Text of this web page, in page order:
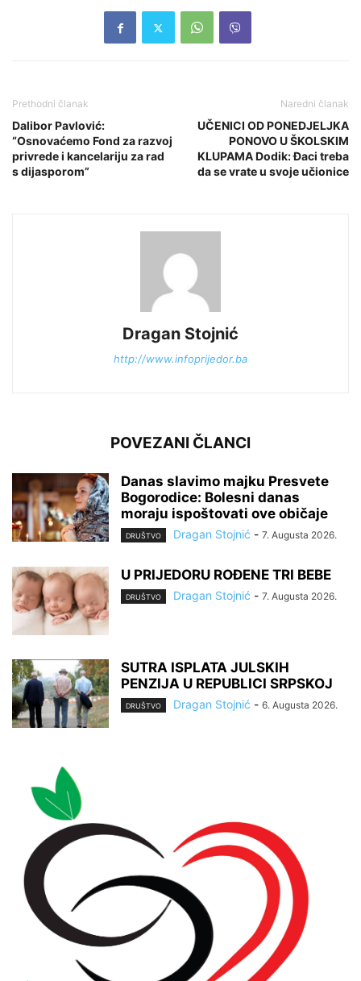
Prethodni članak
Dalibor Pavlović:
“Osnovaćemo Fond za razvoj
privrede i kancelariju za rad
s dijasporom”
Naredni članak
UČENICI OD PONEDJELJKA
PONOVO U ŠKOLSKIM
KLUPAMA Dodik: Đaci treba
da se vrate u svoje učionice
Dragan Stojnić
http://www.infoprijedor.ba
POVEZANI ČLANCI
Danas slavimo majku Presvete
Bogorodice: Bolesni danas
moraju ispoštovati ove običaje
DRUŠTVO Dragan Stojnić - 7. Augusta 2026.
U PRIJEDORU ROĐENE TRI BEBE
DRUŠTVO Dragan Stojnić - 7. Augusta 2026.
SUTRA ISPLATA JULSKIH
PENZIJA U REPUBLICI SRPSKOJ
DRUŠTVO Dragan Stojnić - 6. Augusta 2026.